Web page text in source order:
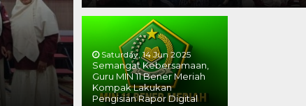
Saturday, 14 Jun 2025
Semangat Kebersamaan,
Guru MIN 11 Bener Meriah
Kompak Lakukan
Pengisian Rapor Digital